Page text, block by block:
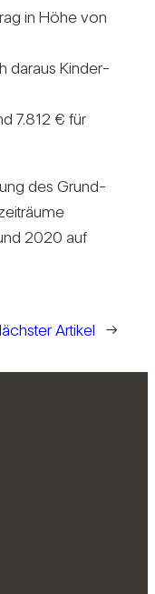
in Höhe von
daraus Kin­der­
7.812 € für
des Grund­
2020 auf
Artikel
→